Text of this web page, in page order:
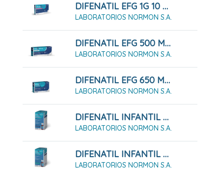
DIFENATIL EFG 1G 10 Comprimidos
LABORATORIOS NORMON S.A.
DIFENATIL EFG 500 MG 20 Comprimidos
LABORATORIOS NORMON S.A.
DIFENATIL EFG 650 MG 20 Comprimidos
LABORATORIOS NORMON S.A.
DIFENATIL INFANTIL 100 MG/ML Solución Oral 60 Ml
LABORATORIOS NORMON S.A.
DIFENATIL INFANTIL 100 MG/ML Solución Oral 90 Ml
LABORATORIOS NORMON S.A.